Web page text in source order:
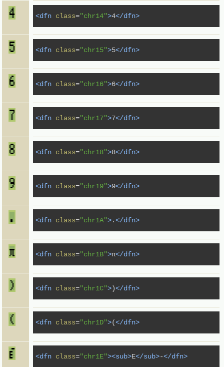
<dfn class="chr14">4</dfn>
<dfn class="chr15">5</dfn>
<dfn class="chr16">6</dfn>
<dfn class="chr17">7</dfn>
<dfn class="chr18">8</dfn>
<dfn class="chr19">9</dfn>
<dfn class="chr1A">.</dfn>
<dfn class="chr1B">π</dfn>
<dfn class="chr1C">)</dfn>
<dfn class="chr1D">(</dfn>
<dfn class="chr1E"><sub>E</sub>-</dfn>